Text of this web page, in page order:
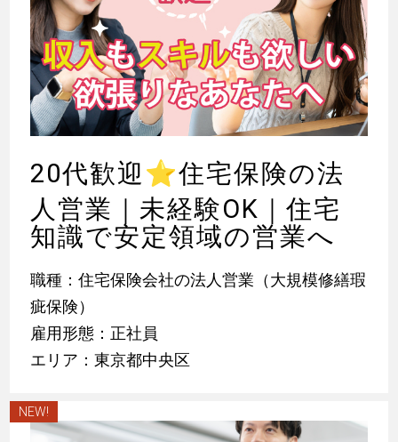
20代歓迎 ⭐住宅保険の法
人営業｜未経験OK｜住宅
知識で安定領域の営業へ
職種：住宅保険会社の法人営業（大規模修繕瑕
疵保険）
雇用形態：正社員
エリア：東京都中央区
NEW!